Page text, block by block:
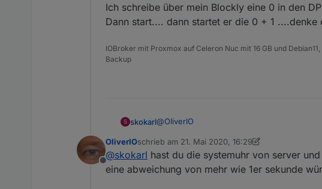
Ich schreibe über mein Blockly eine 0 in den
Dann start.... dann startet er die 0 + 1
IOBroker mit Proxmox auf Celeron Nuc mit 16 GB und
Backup
S skokarl@OliverIO
guck mal das zweite Widget, selbe Problem
Ich schreibe über mein Blockly eine 0 in
Dann start.... dann startet er die 0 + 1
Offline
OliverIOschrieb am 21. Mai 2020, 16:29
zuletzt editiert von OliverIO
@skokarl hast du die systemuhr von server
eine abweichung von mehr wie 1er sekunde